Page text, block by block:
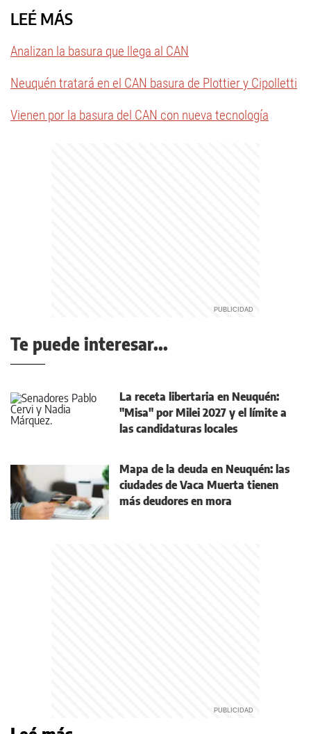
LEÉ MÁS
Analizan la basura que llega al CAN
Neuquén tratará en el CAN basura de Plottier y Cipolletti
Vienen por la basura del CAN con nueva tecnología
Te puede interesar...
La receta libertaria en Neuquén:
"Misa" por Milei 2027 y el límite a
las candidaturas locales
Mapa de la deuda en Neuquén: las
ciudades de Vaca Muerta tienen
más deudores en mora